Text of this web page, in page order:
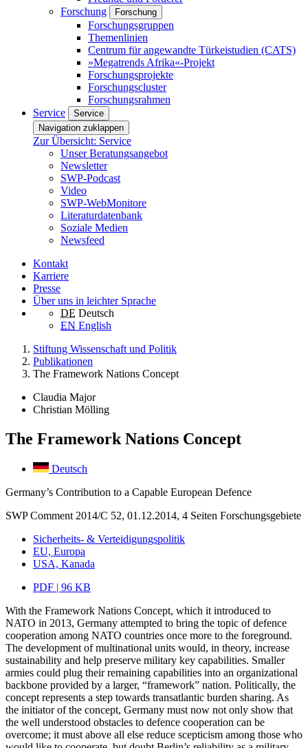
Forschung
Forschung
Forschungsgruppen
Themenlinien
Centrum für angewandte Türkeistudien (CATS)
»Megatrends Afrika«-Projekt
Forschungsprojekte
Forschungscluster
Forschungsrahmen
Service
Service
Navigation zuklappen
Zur Übersicht: Service
Unser Beratungsangebot
Newsletter
SWP-Podcast
Video
SWP-WebMonitore
Literaturdatenbank
Soziale Medien
Newsfeed
Kontakt
Karriere
Presse
Über uns in leichter Sprache
DE Deutsch
EN English
Stiftung Wissenschaft und Politik
Publikationen
The Framework Nations Concept
Claudia Major
Christian Mölling
The Framework Nations Concept
Deutsch
Germany’s Contribution to a Capable European Defence
SWP Comment 2014/C 52, 01.12.2014, 4 Seiten Forschungsgebiete
Sicherheits- & Verteidigungspolitik
EU, Europa
USA, Kanada
PDF | 96 KB
With the Framework Nations Concept, which it introduced to
NATO in 2013, Germany attempted to bring the topic of defence
cooperation among NATO countries once more to the foreground.
The development of multinational units would, in theory, increase
sustainability and help preserve military key capabilities. Smaller
armies could plug their remaining capabilities into an organizational
backbone provided by a larger, “framework” nation. Politically, the
concept represents a step towards transatlantic burden sharing. As
the initiator of the concept, Germany must now not only show that
the well understood obstacles to defence cooperation can be
overcome; it must above all else reduce scepticism among those who